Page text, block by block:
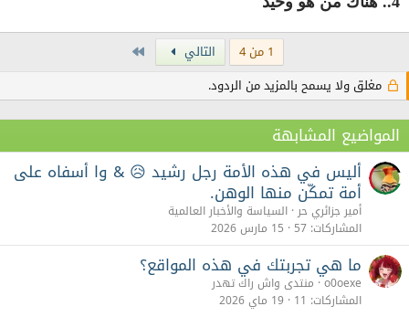
1 من 4 التالي
مغلق ولا يسمح بالمزيد من الردود.
المواضيع المشابهة
أليس في هذه الأمة رجل رشيد 😥 & وا أسفاه على
أمة تمكّن منها الوهن.
أمير جزائري حر السياسة والأخبار العالمية
المشاركات 57 15 مارس 2026
ما هي تجربتك في هذه المواقع؟
o0oexe منتدى واش راك تهدر
المشاركات 11 19 ماي 2026